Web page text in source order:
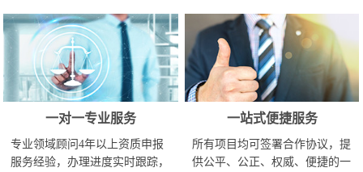
一对一专业服务
专业领域顾问4年以上资质申报
服务经验，办理进度实时跟踪，
一站式便捷服务
所有项目均可签署合作协议，提
供公平、公正、权威、便捷的一